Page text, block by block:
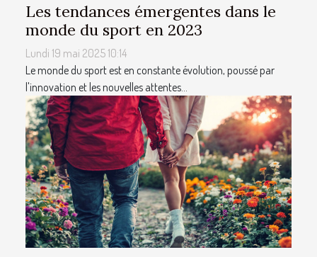
Les tendances émergentes dans le
monde du sport en 2023
Lundi 19 mai 2025 10:14
Le monde du sport est en constante évolution, poussé par
l'innovation et les nouvelles attentes...